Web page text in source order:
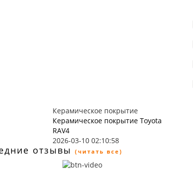
Керамическое покрытие
Керамическое покрытие Toyota
RAV4
2026-03-10 02:10:58
отзывы (читать все)